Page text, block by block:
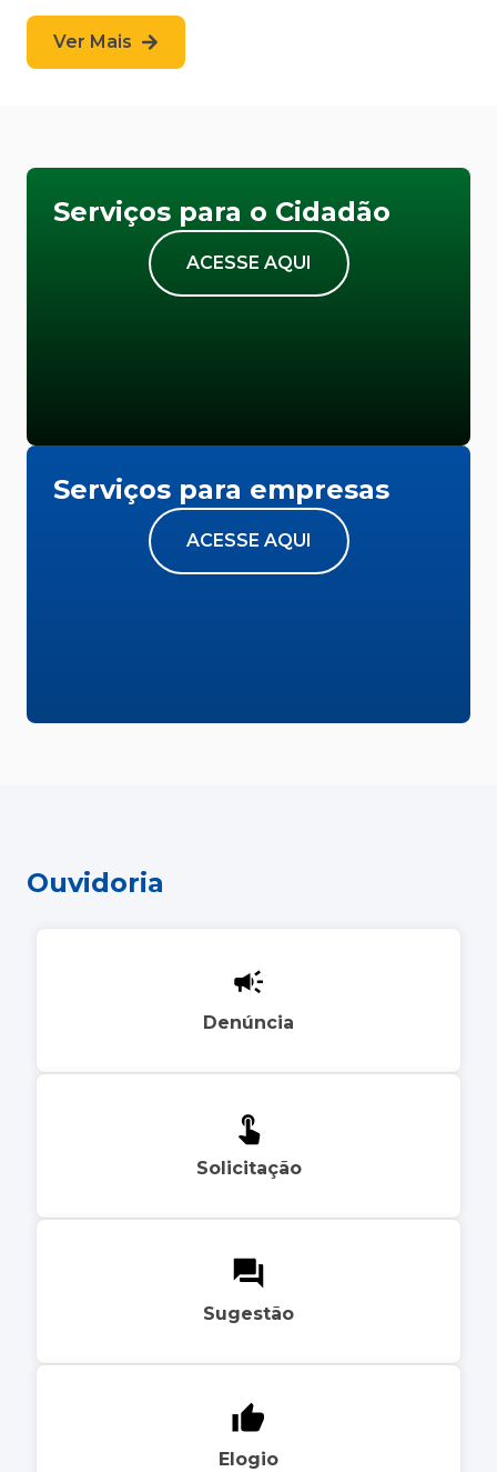
Ver Mais
Serviços para o Cidadão
ACESSE AQUI
Serviços para empresas
ACESSE AQUI
Ouvidoria
Denúncia
Solicitação
Sugestão
Elogio